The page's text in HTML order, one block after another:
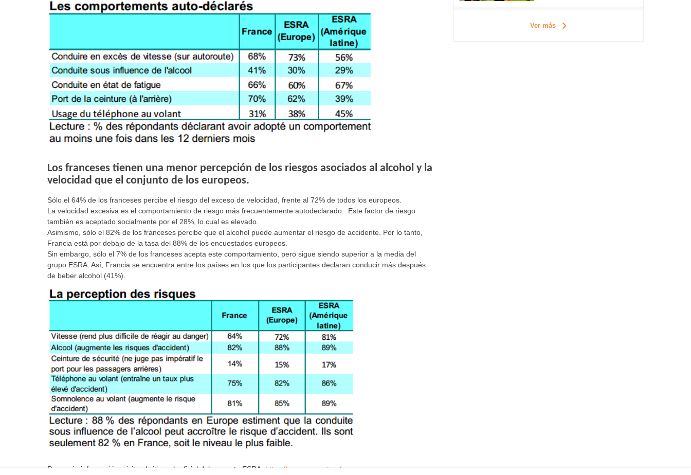
Los franceses tienen una menor percepción de los riesgos asociados al alcohol y la
velocidad que el conjunto de los europeos.
Sólo el 64% de los franceses percibe el riesgo del exceso de velocidad, frente al 72% de todos los europeos.
La velocidad excesiva es el comportamiento de riesgo más frecuentemente autodeclarado. Este factor de riesgo
también es aceptado socialmente por el 28%, lo cual es elevado.
Asimismo, sólo el 82% de los franceses percibe que el alcohol puede aumentar el riesgo de accidente. Por lo tanto,
Francia está por debajo de la tasa del 88% de los encuestados europeos.
Sin embargo, sólo el 7% de los franceses acepta este comportamiento, pero sigue siendo superior a la media del
grupo ESRA. Así, Francia se encuentra entre los países en los que los participantes declaran conducir más después
de beber alcohol (41%).
Para más información, visite el sitio web oficial del proyecto ESRA: https://www.esranet.eu/
Ver más